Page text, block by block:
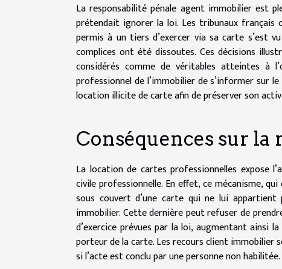
La responsabilité pénale agent immobilier est
prétendait ignorer la loi. Les tribunaux français
permis à un tiers d’exercer via sa carte s’est
complices ont été dissoutes. Ces décisions
considérés comme de véritables atteintes à
professionnel de l’immobilier de s’informer sur
location illicite de carte afin de préserver son
Conséquences sur
La location de cartes professionnelles expose
civile professionnelle. En effet, ce mécanisme,
sous couvert d’une carte qui ne lui
immobilier. Cette dernière peut refuser de
d’exercice prévues par la loi, augmentant ainsi
porteur de la carte. Les recours client immobilier
si l’acte est conclu par une personne non habilitée.